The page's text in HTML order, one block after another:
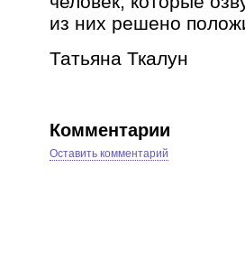
из них решено
Татьяна Ткалун
Комментарии
Оставить комментарий